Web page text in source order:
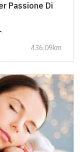
Passione Di
436.09km